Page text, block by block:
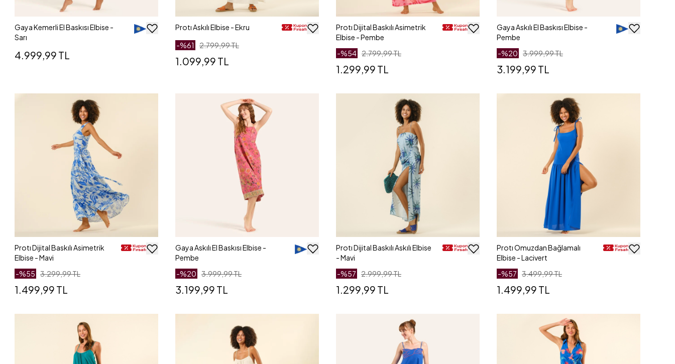
Gaya Kemerli El Baskısı Elbise -
Sarı
4.999,99 TL
Protı Askılı Elbise - Ekru
-%61 2.799,99 TL
1.099,99 TL
Protı Dijital Baskılı Asimetrik
Elbise - Pembe
-%54 2.799,99 TL
1.299,99 TL
Gaya Askılı El Baskısı Elbise -
Pembe
-%20 3.999,99 TL
3.199,99 TL
Protı Dijital Baskılı Asimetrik
Elbise - Mavi
-%55 3.299,99 TL
1.499,99 TL
Gaya Askılı El Baskısı Elbise -
Pembe
-%20 3.999,99 TL
3.199,99 TL
Protı Dijital Baskılı Askılı Elbise
- Mavi
-%57 2.999,99 TL
1.299,99 TL
Protı Omuzdan Bağlamalı
Elbise - Lacivert
-%57 3.499,99 TL
1.499,99 TL